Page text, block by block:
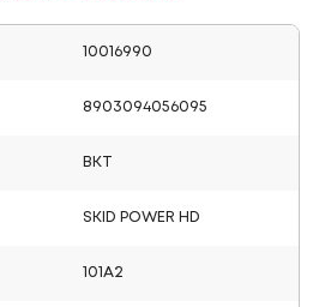
10016990
8903094056095
BKT
SKID POWER HD
101A2